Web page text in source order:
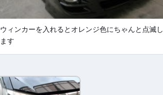
ウィンカーを入れるとオレンジ色にちゃんと点滅し
ます